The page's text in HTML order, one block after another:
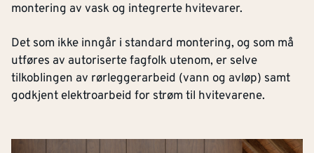
montering av vask og integrerte hvitevarer.
Det som ikke inngår i standard montering, og som må
utføres av autoriserte fagfolk utenom, er selve
tilkoblingen av rørleggerarbeid (vann og avløp) samt
godkjent elektroarbeid for strøm til hvitevarene.